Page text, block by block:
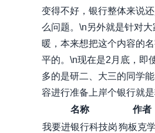
变得不好，银行整体来说
么问题。\n另外就是针对
暖，本来想把这个内容的
平的。\n现在是2月底，即
多的是研二、大三的同学
容进行准备上岸个银行就
名称
作者
我要进银行科技岗狗板克